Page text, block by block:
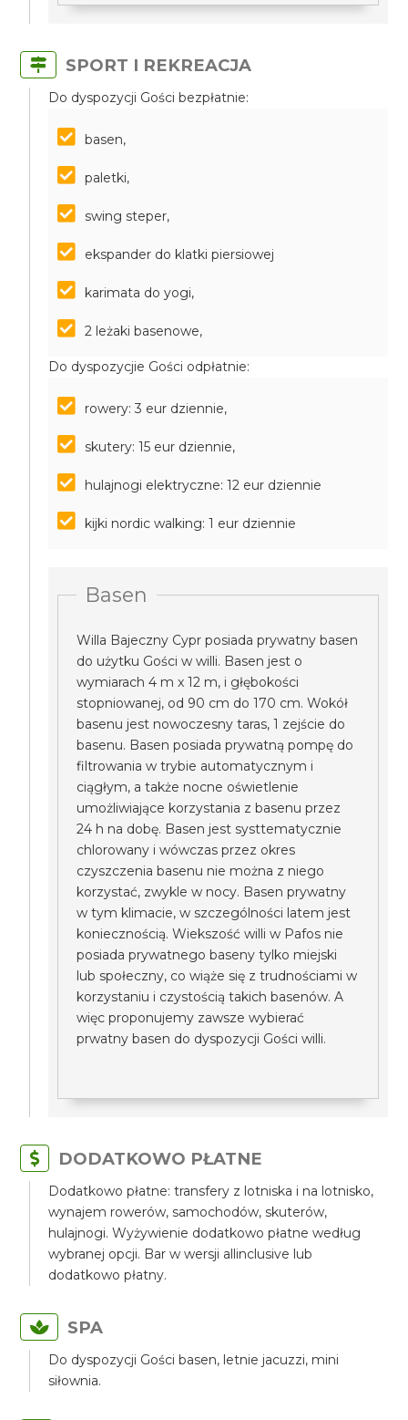
SPORT I REKREACJA
Do dyspozycji Gości bezpłatnie:
basen,
paletki,
swing steper,
ekspander do klatki piersiowej
karimata do yogi,
2 leżaki basenowe,
Do dyspozycjie Gości odpłatnie:
rowery: 3 eur dziennie,
skutery: 15 eur dziennie,
hulajnogi elektryczne: 12 eur dziennie
kijki nordic walking: 1 eur dziennie
Basen
Willa Bajeczny Cypr posiada prywatny basen
do użytku Gości w willi. Basen jest o
wymiarach 4 m x 12 m, i głębokości
stopniowanej, od 90 cm do 170 cm. Wokół
basenu jest nowoczesny taras, 1 zejście do
basenu. Basen posiada prywatną pompę do
filtrowania w trybie automatycznym i
ciągłym, a także nocne oświetlenie
umożliwiające korzystania z basenu przez
24 h na dobę. Basen jest systtematycznie
chlorowany i wówczas przez okres
czyszczenia basenu nie można z niego
korzystać, zwykle w nocy. Basen prywatny
w tym klimacie, w szczególności latem jest
koniecznością. Wiekszość willi w Pafos nie
posiada prywatnego baseny tylko miejski
lub społeczny, co wiąże się z trudnościami w
korzystaniu i czystością takich basenów. A
więc proponujemy zawsze wybierać
prwatny basen do dyspozycji Gości willi.
DODATKOWO PŁATNE
Dodatkowo płatne: transfery z lotniska i na lotnisko,
wynajem rowerów, samochodów, skuterów,
hulajnogi. Wyżywienie dodatkowo płatne według
wybranej opcji. Bar w wersji allinclusive lub
dodatkowo płatny.
SPA
Do dyspozycji Gości basen, letnie jacuzzi, mini
siłownia.